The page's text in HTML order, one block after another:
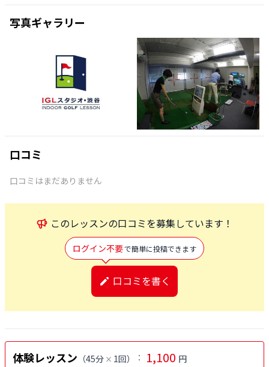
写真ギャラリー
口コミ
口コミはまだありません
このレッスンの口コミを募集しています！
ログイン不要で簡単に投稿できます
口コミを書く
体験レッスン （45分 × 1回） ： 1,100 円